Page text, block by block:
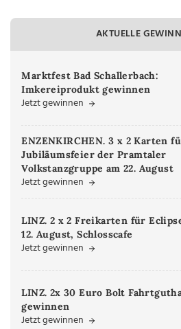
AKTUELLE
Marktfest Bad Schallerbach:
Imkereiprodukt gewinnen
Jetzt gewinnen
ENZENKIRCHEN. 3 x 2 Karten
Jubiläumsfeier der Pramtaler
Volkstanzgruppe am 22. August
Jetzt gewinnen
LINZ. 2 x 2 Freikarten für
12. August, Schlosscafe
Jetzt gewinnen
LINZ. 2x 30 Euro Bolt
gewinnen
Jetzt gewinnen